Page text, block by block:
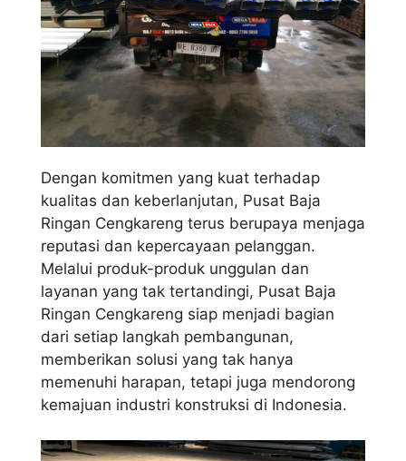
Dengan komitmen yang kuat terhadap
kualitas dan keberlanjutan, Pusat Baja
Ringan Cengkareng terus berupaya menjaga
reputasi dan kepercayaan pelanggan.
Melalui produk-produk unggulan dan
layanan yang tak tertandingi, Pusat Baja
Ringan Cengkareng siap menjadi bagian
dari setiap langkah pembangunan,
memberikan solusi yang tak hanya
memenuhi harapan, tetapi juga mendorong
kemajuan industri konstruksi di Indonesia.